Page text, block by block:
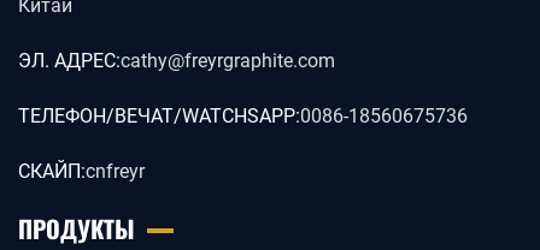
ЭЛ. АДРЕС:cathy@freyrgraphite.com
ТЕЛЕФОН/ВЕЧАТ/WATCHSAPP:0086-18560675736
СКАЙП:cnfreyr
ПРОДУКТЫ